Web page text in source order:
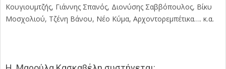
Κουγιουμτζής, Γιάννης Σπανός, Διονύσης Σαββόπουλος, Βίκυ
Μοσχολιού, Τζένη Βάνου, Νέο Κύμα, Αρχοντορεμπέτικα…. κ.α.